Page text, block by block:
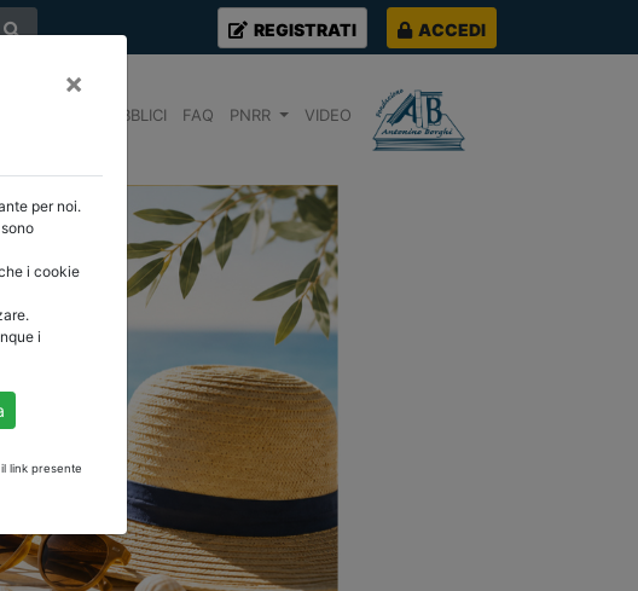
REGISTRATI ACCEDI
DOCUMENTI PUBBLICI FAQ PNRR VIDEO
×
per noi.
i cookie
i
link presente